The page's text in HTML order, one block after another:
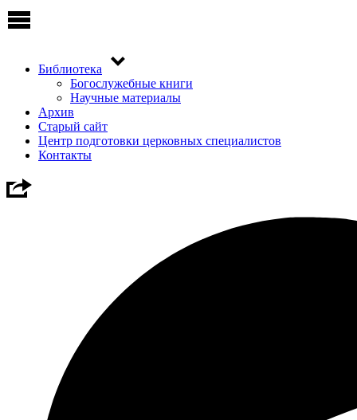
Библиотека
Богослужебные книги
Научные материалы
Архив
Старый сайт
Центр подготовки церковных специалистов
Контакты